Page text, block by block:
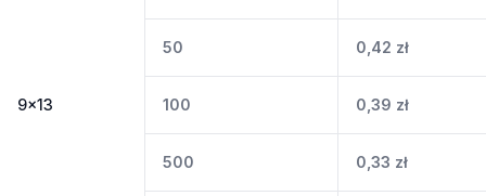
9x13
50 0,42 zł
100 0,39 zł
500 0,33 zł